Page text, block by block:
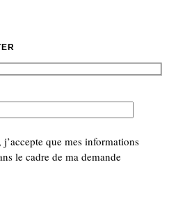
que mes informations
le cadre de ma demande